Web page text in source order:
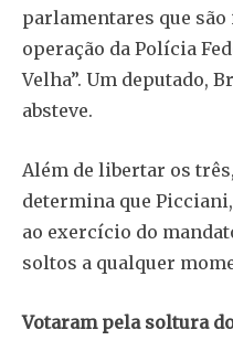
parlamentares que
operação da Polícia
Velha”. Um deputado,
absteve.
Além de libertar os
determina que
ao exercício do
soltos a qualquer
Votaram pela soltura